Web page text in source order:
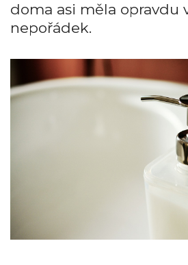
doma asi měla opravdu
nepořádek.